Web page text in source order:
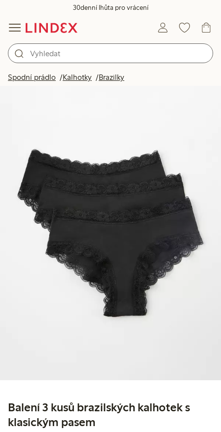
30denní lhůta pro vrácení
Spodní prádlo Kalhotky Brazilky
Balení 3 kusů brazilských kalhotek s
klasickým pasem